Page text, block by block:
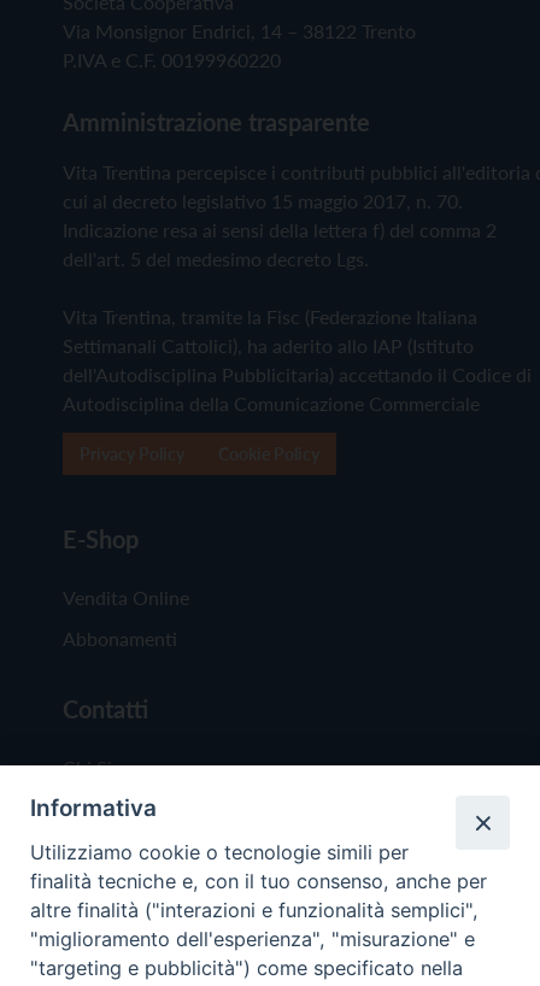
Via Monsignor Endrici, 14 – 38122 Trento
P.IVA e C.F. 00199960220
Amministrazione trasparente
Vita Trentina percepisce i contributi pubblici all'editoria
cui al decreto legislativo 15 maggio 2017, n. 70.
Indicazione resa ai sensi della lettera f) del comma 2
dell'art. 5 del medesimo decreto Lgs.
Vita Trentina, tramite la Fisc (Federazione Italiana
Settimanali Cattolici), ha aderito allo IAP (Istituto
dell'Autodisciplina Pubblicitaria) accettando il Codice di
Autodisciplina della Comunicazione Commerciale
E-Shop
Vendita Online
Abbonamenti
Contatti
Chi Siamo
Redazione
Scrivici
Informativa
Utilizziamo cookie o tecnologie simili per
finalità tecniche e, con il tuo consenso, anche per
altre finalità ("interazioni e funzionalità semplici",
"miglioramento dell'esperienza", "misurazione" e
"targeting e pubblicità") come specificato nella